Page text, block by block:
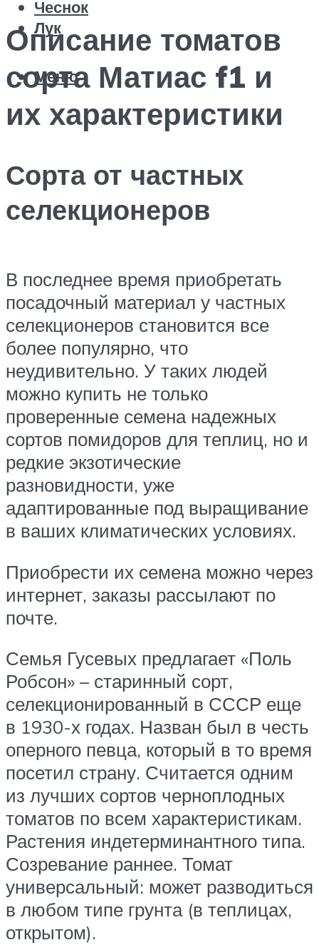
Чеснок
Лук
Меню
Описание томатов
сорта Матиас f1 и
их характеристики
Сорта от частных
селекционеров
В последнее время приобретать
посадочный материал у частных
селекционеров становится все
более популярно, что
неудивительно. У таких людей
можно купить не только
проверенные семена надежных
сортов помидоров для теплиц, но и
редкие экзотические
разновидности, уже
адаптированные под выращивание
в ваших климатических условиях.
Приобрести их семена можно через
интернет, заказы рассылают по
почте.
Семья Гусевых предлагает «Поль
Робсон» – старинный сорт,
селекционированный в СССР еще
в 1930-х годах. Назван был в честь
оперного певца, который в то время
посетил страну. Считается одним
из лучших сортов черноплодных
томатов по всем характеристикам.
Растения индетерминантного типа.
Созревание раннее. Томат
универсальный: может разводиться
в любом типе грунта (в теплицах,
открытом).